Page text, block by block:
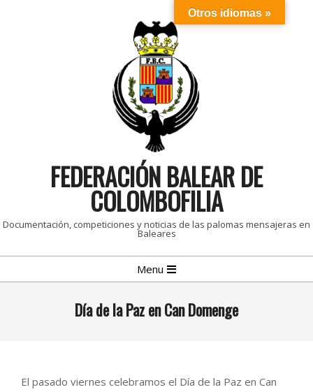
FEDERACIÓN BALEAR DE
COLOMBOFILIA
Documentación, competiciones y noticias de las palomas mensajeras en
Baleares
Navigation
Menu
Día de la Paz en Can Domenge
El pasado viernes celebramos el Día de la Paz en Can
Otros idiomas »